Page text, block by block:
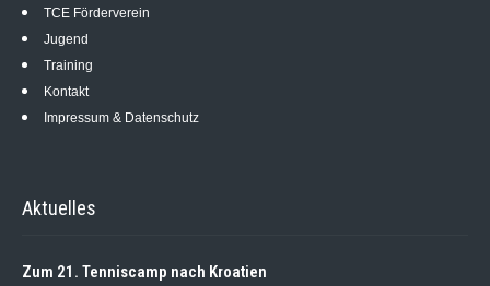
TCE Förderverein
Jugend
Training
Kontakt
Impressum & Datenschutz
Aktuelles
Zum 21. Tenniscamp nach Kroatien